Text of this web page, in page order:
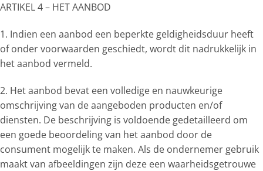
ARTIKEL 4 – HET AANBOD
1. Indien een aanbod een beperkte geldigheidsduur heeft
of onder voorwaarden geschiedt, wordt dit nadrukkelijk in
het aanbod vermeld.
2. Het aanbod bevat een volledige en nauwkeurige
omschrijving van de aangeboden producten en/of
diensten. De beschrijving is voldoende gedetailleerd om
een goede beoordeling van het aanbod door de
consument mogelijk te maken. Als de ondernemer gebruik
maakt van afbeeldingen zijn deze een waarheidsgetrouwe